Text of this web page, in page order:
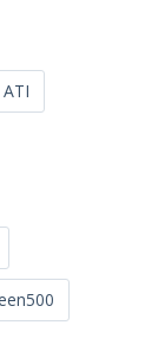
ATI